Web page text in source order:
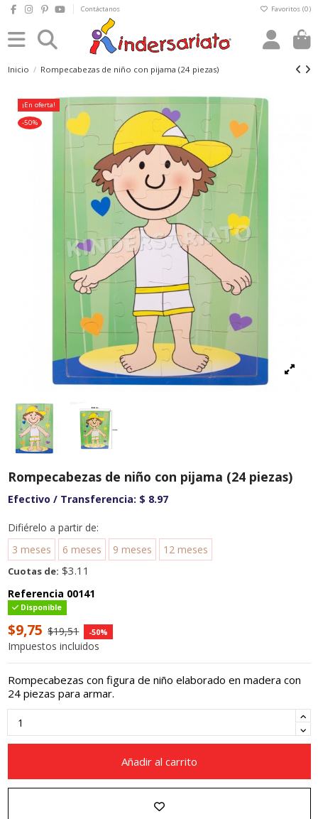
Contáctanos Favoritos (0)
0
Inicio Rompecabezas de niño con pijama (24 piezas)
¡En oferta!
-50%
Rompecabezas de niño con pijama (24 piezas)
Efectivo / Transferencia: $ 8.97
Difiérelo a partir de:
3 meses
6 meses 9 meses 12 meses
Cuotas de: $3.11
Referencia 00141
Disponible
$9,75 $19,51 -50%
Impuestos incluidos
Rompecabezas con figura de niño elaborado en madera con
24 piezas para armar.
Añadir al carrito